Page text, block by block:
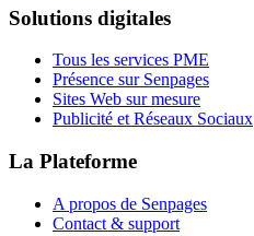
Solutions digitales
Tous les services PME
Présence sur Senpages
Sites Web sur mesure
Publicité et Réseaux Sociaux
La Plateforme
A propos de Senpages
Contact & support